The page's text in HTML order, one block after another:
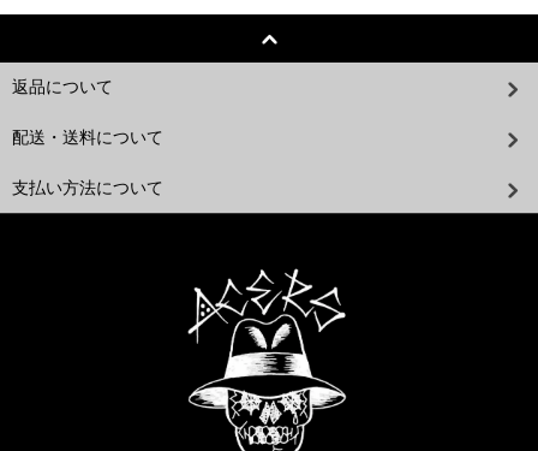
返品について
配送・送料について
支払い方法について